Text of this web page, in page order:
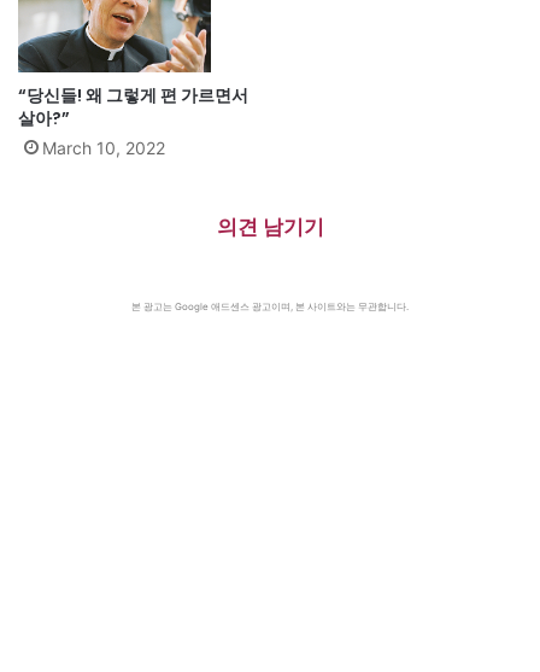
“당신들! 왜 그렇게 편 가르면서
살아?”
March 10, 2022
의견 남기기
본 광고는 Google 애드센스 광고이며, 본 사이트와는 무관합니다.